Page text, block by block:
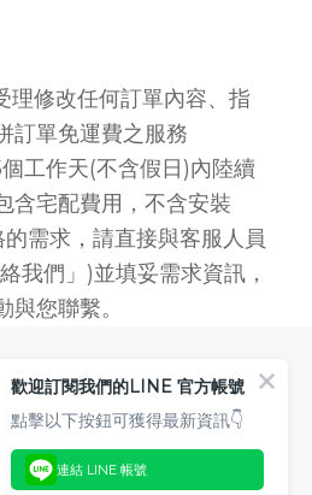
理修改任何訂單內容、指
訂單免運費之服務
工作天(不含假日)內陸續
含宅配費用，不含安裝
需求，請直接與客服人員
我們」)並填妥需求資訊，
與您聯繫。
工業股份有限公司
務時間：週一~週AM08:00~PM05:30)
歡迎訂閱我們的LINE 官方帳號
點擊以下按鈕可獲得最新資訊👇
連結 LINE 帳號